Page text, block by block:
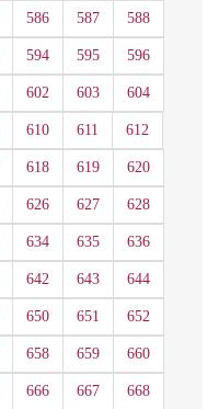
586 587 588
594 595 596
602 603 604
610 611 612
618 619 620
626 627 628
634 635 636
642 643 644
650 651 652
658 659 660
666 667 668